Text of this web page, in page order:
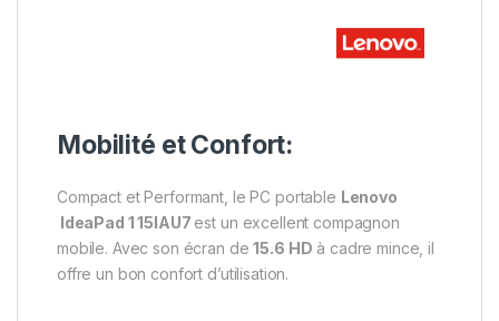
Mobilité et Confort:
Compact et Performant, le PC portable Lenovo
IdeaPad 1 15IAU7 est un excellent compagnon
mobile. Avec son écran de15.6 HD à cadre mince, il
offre un bon confort d’utilisation.